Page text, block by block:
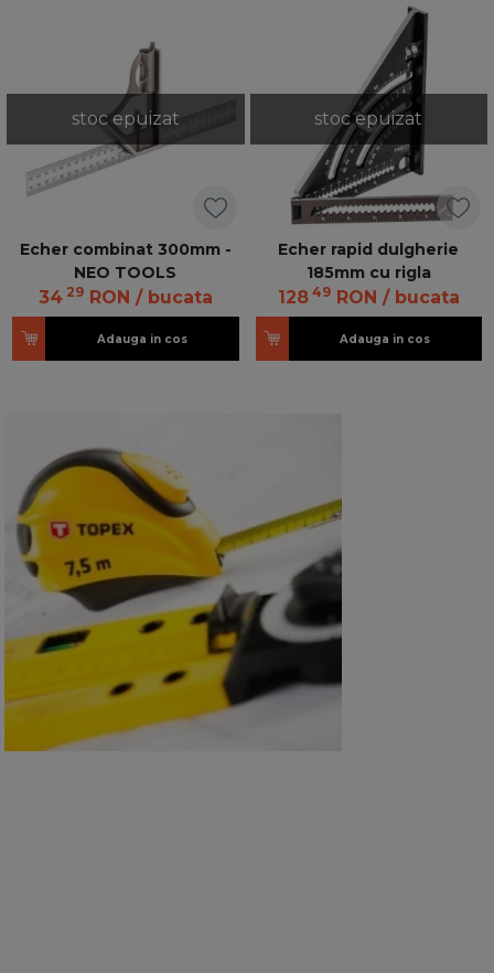
stoc epuizat
Echer combinat 300mm -
NEO TOOLS
34 29 RON / bucata
Adauga in cos
stoc epuizat
Echer rapid dulgherie
185mm cu rigla
128 49 RON / bucata
Adauga in cos